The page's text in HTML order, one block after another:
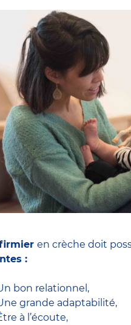
en crèche doit
:
bon relationnel,
grande adaptabilité,
à l’écoute,